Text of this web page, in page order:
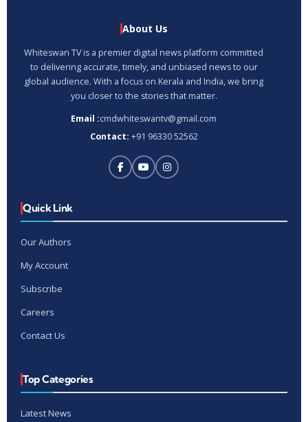
About Us
Whiteswan TV is a premier digital news platform committed
to delivering accurate, timely, and unbiased news to our
global audience. With a focus on Kerala and India, we bring
you closer to the stories that matter.
Email :cmdwhiteswantv@gmail.com
Contact: +91 96330 52562
Quick Link
Our Authors
My Account
Subscribe
Careers
Contact Us
Top Categories
Latest News